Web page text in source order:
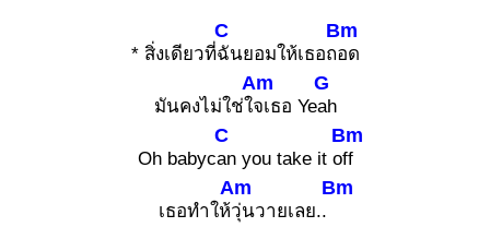
* สิ่งเดียวที่
C
ฉันยอมให้เธอถ
Bm
อด
มันคงไม่ใช่ใ
Am
จเธอ Ye
G
ah
Oh babyc
C
an you take it o
Bm
ff
เธอทำให้
Am
วุ่นวายเลย..
Bm